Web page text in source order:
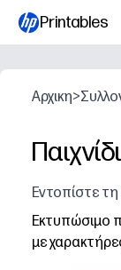
Printables
Αρχικη>
Εντοπίστε
Εκτυπώσιμο
με